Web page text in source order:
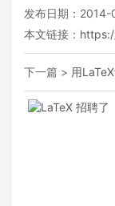
发布日期：
本文链接：
下一篇 > 用